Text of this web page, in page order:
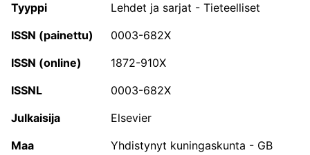
JUFO-portaali
JUFO-portaali on tutkijoille ja muille tieteen parissa
Julkaisufoorumi-luokituksen piiriin kuuluvien
kirjakustantajien tietoja. Palvelusta löytyvät myös
Suomessa toimivien tutkijoiden käyttämät
Tyyppi
Lehdet ja sarjat - Tieteelliset
ISSN (painettu)
0003-682X
ISSN (online)
1872-910X
ISSNL
0003-682X
Julkaisija
Elsevier
Maa
Yhdistynyt kuningaskunta - GB